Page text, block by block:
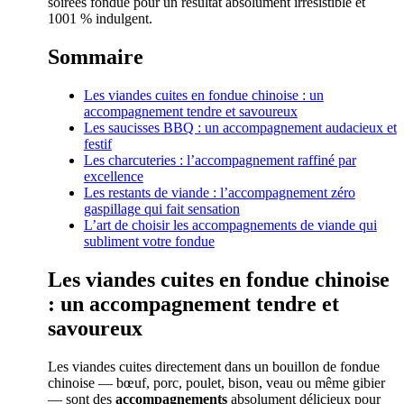
1001 % indulgent.
Sommaire
Les viandes cuites en fondue chinoise : un
accompagnement tendre et savoureux
Les saucisses BBQ : un accompagnement audacieux et
festif
Les charcuteries : l’accompagnement raffiné par
excellence
Les restants de viande : l’accompagnement zéro
gaspillage qui fait sensation
L’art de choisir les accompagnements de viande qui
subliment votre fondue
Les viandes cuites en fondue chinoise
: un accompagnement tendre et
savoureux
Les viandes cuites directement dans un bouillon de fondue
chinoise — bœuf, porc, poulet, bison, veau ou même gibier
— sont des accompagnementsabsolument délicieux pour